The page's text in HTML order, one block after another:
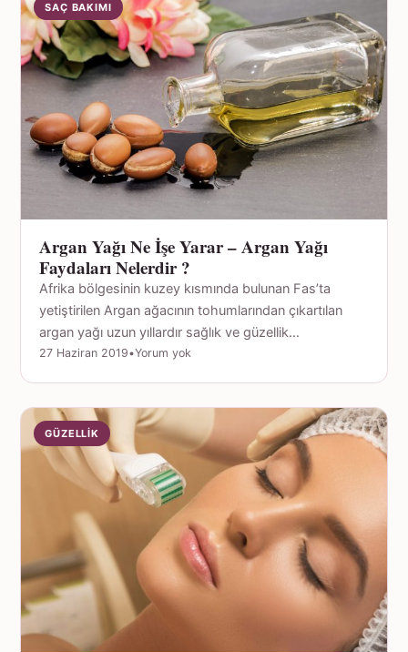
SAÇ BAKIMI
Argan Yağı Ne İşe Yarar – Argan Yağı
Faydaları Nelerdir ?
Afrika bölgesinin kuzey kısmında bulunan Fas’ta
yetiştirilen Argan ağacının tohumlarından çıkartılan
argan yağı uzun yıllardır sağlık ve güzellik…
27 Haziran 2019•Yorum yok
GÜZELLIK